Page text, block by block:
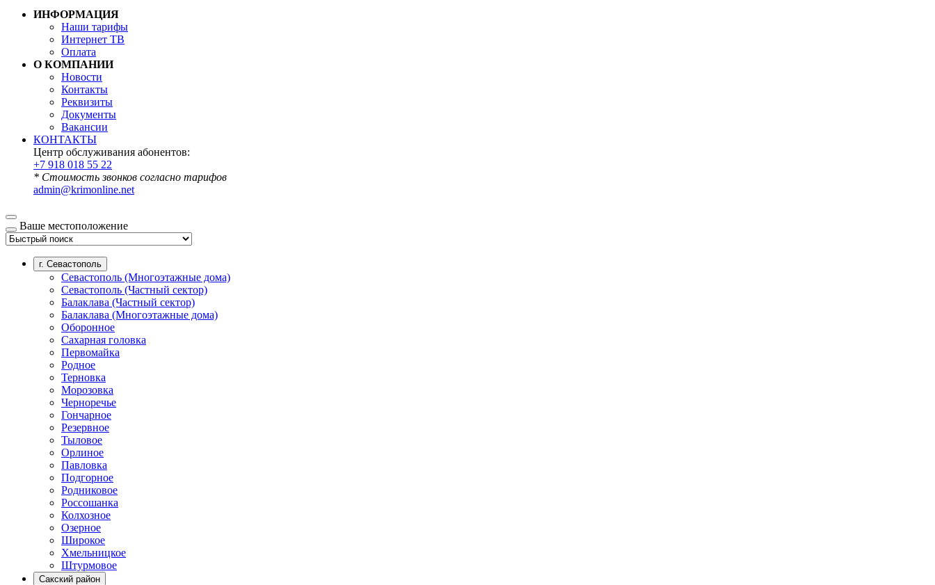
ИНФОРМАЦИЯ
Наши тарифы
Интернет ТВ
Оплата
О КОМПАНИИ
Новости
Контакты
Реквизиты
Документы
Вакансии
КОНТАКТЫ
Центр обслуживания абонентов:
+7 918 018 55 22
* Стоимость звонков согласно тарифов
admin@krimonline.net
Ваше местоположение
г. Севастополь
Севастополь (Многоэтажные дома)
Севастополь (Частный сектор)
Балаклава (Частный сектор)
Балаклава (Многоэтажные дома)
Оборонное
Сахарная головка
Первомайка
Родное
Терновка
Морозовка
Черноречье
Гончарное
Резервное
Тыловое
Орлиное
Павловка
Подгорное
Родниковое
Россошанка
Колхозное
Озерное
Широкое
Хмельницкое
Штурмовое
Сакский район